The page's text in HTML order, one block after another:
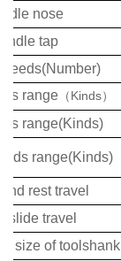
nose
tap
range （ Kinds）
range(Kinds)
range(Kinds)
rest travel
slide travel
size of toolshank